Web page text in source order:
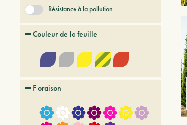
Résistance à la pollution
Couleur de la feuille
Floraison